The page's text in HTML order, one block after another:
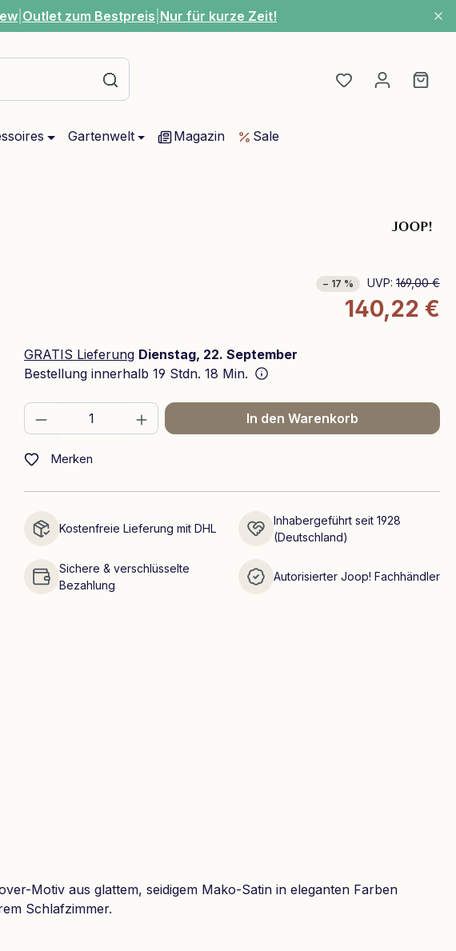
Outlet zum Bestpreis Nur für kurze Zeit!
Du hast 0
Gartenwelt Magazin Sale
− 17 % UVP: 169,00 €
140,22 €
GRATIS Lieferung Dienstag, 22. September
Bestellung innerhalb 19 Stdn. 18 Min.
Produkt Anzahl: Gib den gewünschten Wert
In den Warenkorb
Merken
Kostenfreie Lieferung mit DHL
Inhabergeführt seit 1928
(Deutschland)
Sichere & verschlüsselte
Bezahlung
Autorisierter Joop! Fachhändler
Motiv aus glattem, seidigem Mako-Satin in eleganten Farben
Schlafzimmer.